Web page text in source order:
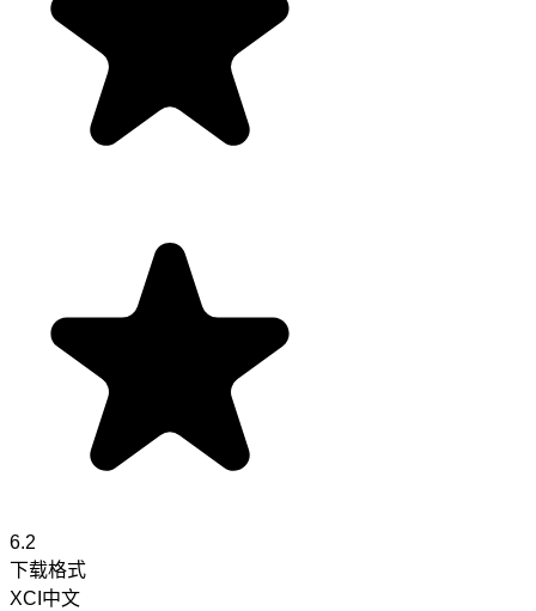
6.2
下载格式
XCI 中文